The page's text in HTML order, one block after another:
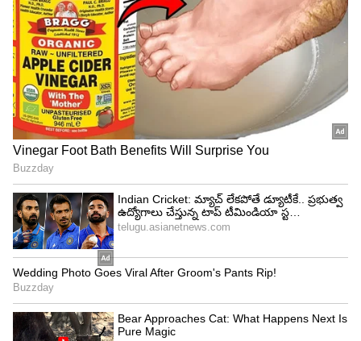
INDIA VS IRELAND: టీ20 వ‌ర‌ల్డ్ కప్ 2024లో ఐర్లాండ్
తో తొలి పోరుకు సై.. భార‌త్ రికార్డులు ఇవే